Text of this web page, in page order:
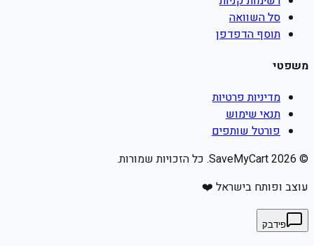
סל השוואה
תוסף הדפדפן
משפטי
מדיניות פרטיות
תנאי שימוש
פורטל שותפים
©
2026
עוצב ופותח בישראל ❤️
פידבק